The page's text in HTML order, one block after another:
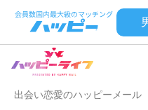
出会い恋愛のハッピーメール